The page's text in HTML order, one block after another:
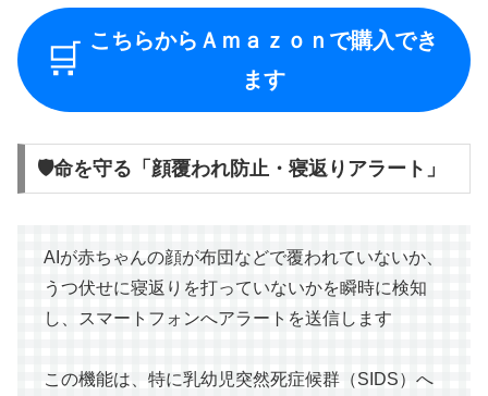
🛒
こちらからＡｍａｚｏｎで購入でき
ます
🛡️命を守る「顔覆われ防止・寝返りアラート」
AIが赤ちゃんの顔が布団などで覆われていないか、
うつ伏せに寝返りを打っていないかを瞬時に検知
し、スマートフォンへアラートを送信します
この機能は、特に乳幼児突然死症候群（SIDS）へ